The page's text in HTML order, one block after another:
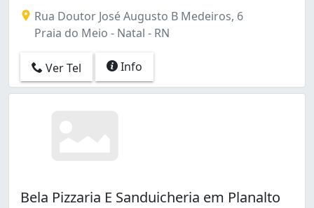
Rua Doutor José Augusto B Medeiros, 6
Praia do Meio - Natal - RN
Ver Tel Info
Bela Pizzaria E Sanduicheria em Planalto